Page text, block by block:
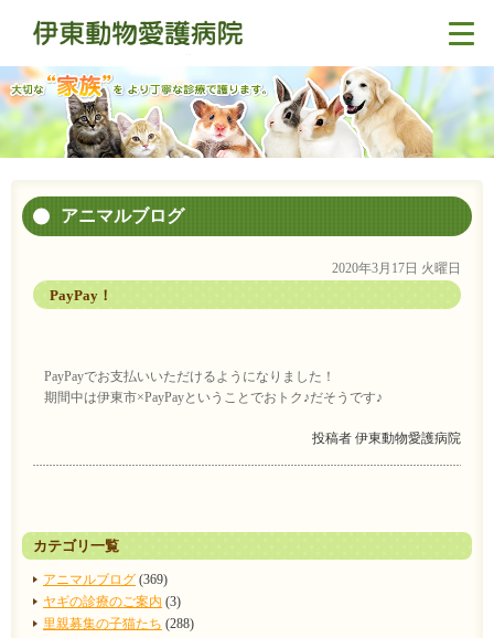
アニマルブログ
2020年3月17日 火曜日
PayPay！
PayPayでお支払いいただけるようになりました！
期間中は伊東市×PayPayということでおトク♪だそうです♪
投稿者 伊東動物愛護病院
カテゴリ一覧
アニマルブログ (369)
ヤギの診療のご案内 (3)
里親募集の子猫たち (288)